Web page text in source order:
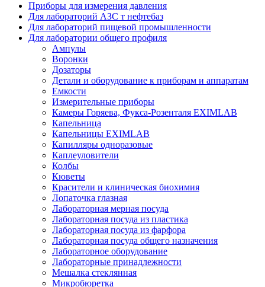
Приборы для измерения давления
Для лабораторий АЗС т нефтебаз
Для лабораторий пищевой промышленности
Для лаборатории общего профиля
Ампулы
Воронки
Дозаторы
Детали и оборудование к приборам и аппаратам
Емкости
Измерительные приборы
Камеры Горяева, Фукса-Розенталя EXIMLAB
Капельница
Капельницы EXIMLAB
Капилляры одноразовые
Каплеуловители
Колбы
Кюветы
Красители и клиническая биохимия
Лопаточка глазная
Лабораторная мерная посуда
Лабораторная посуда из пластика
Лабораторная посуда из фарфора
Лабораторная посуда общего назначения
Лабораторное оборудование
Лабораторные принадлежности
Мешалка стеклянная
Микробюретка